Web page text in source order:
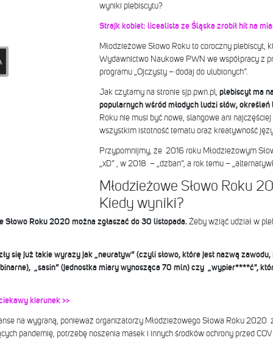
wyniki plebiscytu?
Strajk kobiet: licealista ze Śląska zrobił hit na
Młodzieżowe Słowo Roku to coroczny plebiscyt,
Wydawnictwo Naukowe PWN we współpracy z
programu „Ojczysty – dodaj do ulubionych”.
Jak czytamy na stronie sjp.pwn.pl, plebiscyt ma
popularnych wśród młodych ludzi słów,
Roku nie musi być nowe, slangowe ani
wszystkim istotność tematu oraz kreatywność
Przypomnijmy, że 2016 roku Młodzieżowym
„xD” , w 2018 – „dzban”, a rok temu –
Młodzieżowe Słowo Roku
Kiedy wyniki?
Słowo Roku 2020 można zgłaszać do 30 listopada. Żeby wziąć udział w
się już takie wyrazy jak „neuratyw” (czyli słowo, które jest nazwą
„sasin” (jednostka miary wynosząca 70 mln) czy „wypier****ć",
kierunek >>
na wygraną, ponieważ organizatorzy Młodzieżowego Słowa Roku 2020
pandemię, potrzebę noszenia masek i innych środków ochrony przed